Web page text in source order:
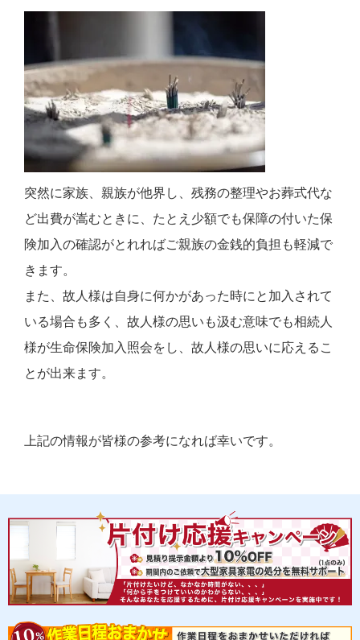
突然に家族、親族が他界し、残務の整理やお葬式代な
ど出費が嵩むときに、たとえ少額でも保障の付いた保
険加入の確認がとれればご親族の金銭的負担も軽減で
きます。
また、故人様は自身に何かがあった時にと加入されて
いる場合も多く、故人様の思いも汲む意味でも相続人
様が生命保険加入照会をし、故人様の思いに応えるこ
とが出来ます。
上記の情報が皆様の参考になれば幸いです。